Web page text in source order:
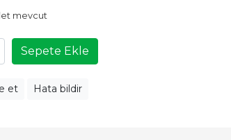
mevcut
Sepete Ekle
et Hata bildir